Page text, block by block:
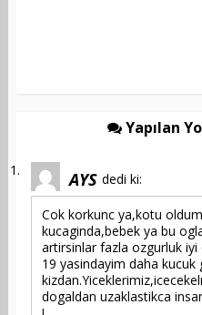
Yapılan
AYS dedi ki:
Cok korkunc ya,kotu
kucaginda,bebek ya bu
artirsinlar fazla ozgurluk
19 yasindayim daha
dogaldan uzaklastikca